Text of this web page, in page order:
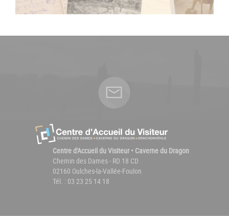
Centre d'Accueil du Visiteur • Caverne du Dragon
Chemin des Dames - RD 18 CD
02160 Oulches-la-Vallée-Foulon
Tél. : 03 23 25 14 18